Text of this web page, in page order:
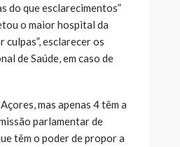
do que esclarecimentos”
o maior hospital da
culpas”, esclarecer os
de Saúde, em caso de
mas apenas 4 têm a
parlamentar de
têm o poder de propor a